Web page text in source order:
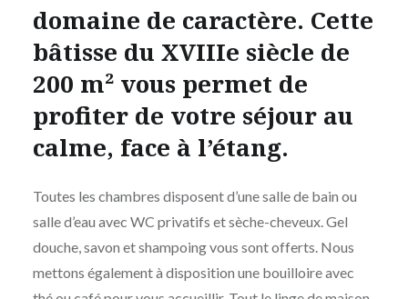
domaine de caractère. Cette
bâtisse du XVIIIe siècle de
200 m² vous permet de
profiter de votre séjour au
calme, face à l’étang.
Toutes les chambres disposent d’une salle de bain ou
salle d’eau avec WC privatifs et sèche-cheveux. Gel
douche, savon et shampoing vous sont offerts. Nous
mettons également à disposition une bouilloire avec